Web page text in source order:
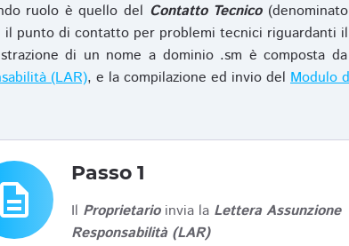
ruolo è quello del Contatto Tecnico
il punto di contatto per problemi tecnici riguardanti
di un nome a dominio .sm è composta
(LAR), e la compilazione ed invio del Modulo
description
Passo 1
Il Proprietarioinvia la Lettera Assunzione
Responsabilità (LAR)